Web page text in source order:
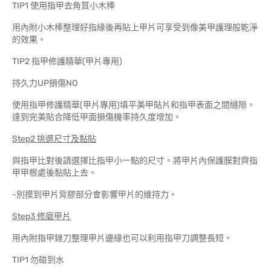
TIP1 使用指甲去角質小木棒
用內附小木棒整理好指緣後再貼上甲片可享受到像美甲護理般乾淨
的效果。
TIP2 指甲修護精華(甲片專用)
持久力UP損傷NO
使用指甲修護精華(甲片專用)填平美甲貼片和指甲表面之間縫隙。
達到完美貼合降低甲面損傷機率持久度增加。
Step2 挑選尺寸及黏貼
與指甲比對後請選擇比指甲小一點的尺寸。將甲片內保護膜對齊指
甲甲根處後黏貼上去。
-別摸到甲片背膠部分會影響甲片的維持力。
Step3 修磨甲片
用內附指甲銼刀整理甲片邊緣也可以利用指甲刀調整長短。
TIP1 勿碰到水